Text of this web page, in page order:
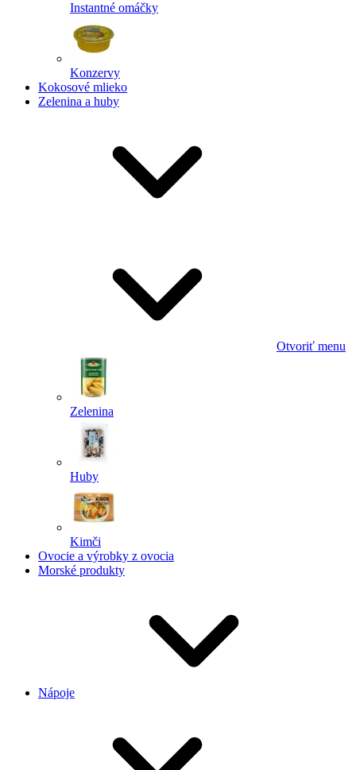
Instantné omáčky
Konzervy
Kokosové mlieko
Zelenina a huby
Otvoriť menu
Zelenina
Huby
Kimči
Ovocie a výrobky z ovocia
Morské produkty
Nápoje